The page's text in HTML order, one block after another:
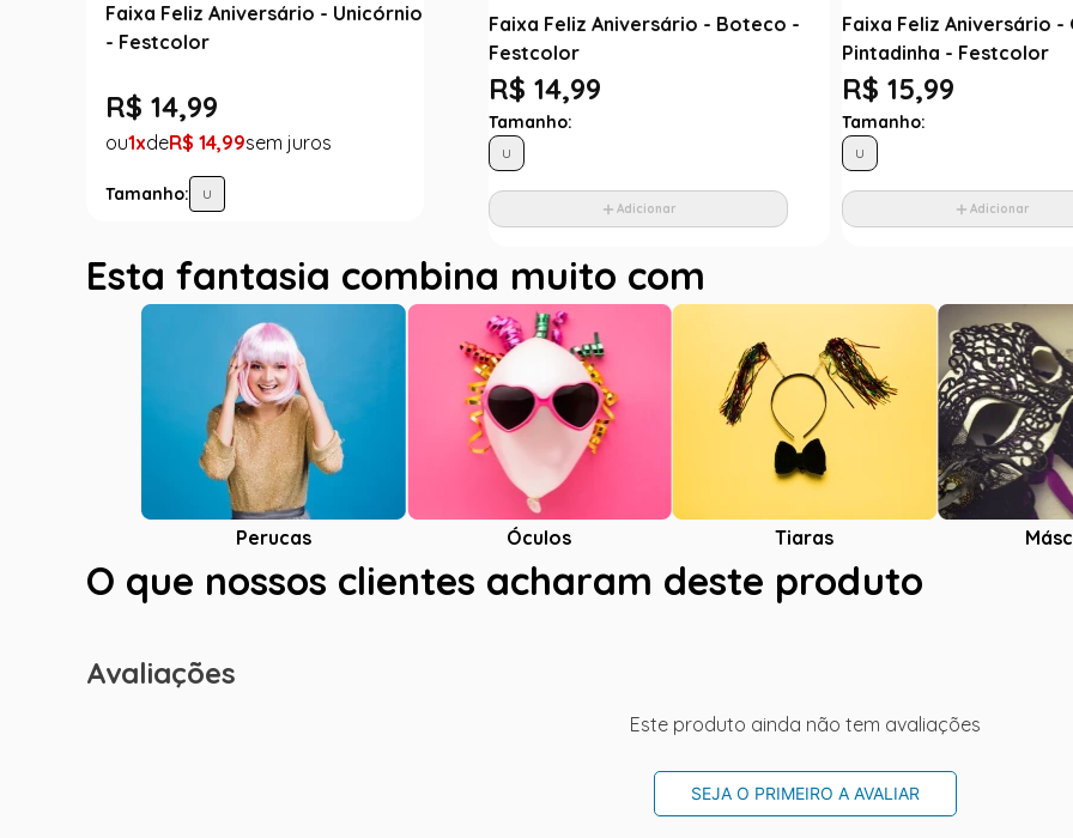
Faixa Feliz Aniversário - Unicórnio
- Festcolor
R$ 14,99
1 R$ 14,99
Tamanho: U
Faixa Feliz Aniversário - Boteco -
Festcolor
R$ 14,99
Tamanho:
U
Adicionar
Faixa Feliz Aniversário -
Pintadinha - Festcolor
R$ 15,99
Tamanho:
U
Adicionar
Esta fantasia combina muito com
Perucas Óculos Tiaras
O que nossos clientes acharam deste produto
Avaliações
Este produto ainda não tem avaliações
SEJA O PRIMEIRO A AVALIAR